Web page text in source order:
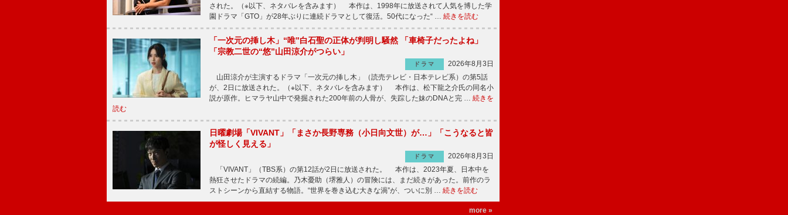
された。（※以下、ネタバレを含みます） 本作は、1998年に放送されて人気を博した学
園ドラマ「GTO」が28年ぶりに連続ドラマとして復活。50代になった“ … 続きを読む
「一次元の挿し木」“唯”白石聖の正体が判明し騒然 「車椅子だったよね」
「宗教二世の“悠”山田涼介がつらい」
ドラマ
2026年8月3日
山田涼介が主演するドラマ「一次元の挿し木」（読売テレビ・日本テレビ系）の第5話
が、2日に放送された。（※以下、ネタバレを含みます） 本作は、松下龍之介氏の同名小
説が原作。ヒマラヤ山中で発掘された200年前の人骨が、失踪した妹のDNAと完 … 続きを
読む
日曜劇場「VIVANT」「まさか長野専務（小日向文世）が…」「こうなると皆
が怪しく見える」
ドラマ
2026年8月3日
「VIVANT」（TBS系）の第12話が2日に放送された。 本作は、2023年夏、日本中を
熱狂させたドラマの続編。乃木憂助（堺雅人）の冒険には、まだ続きがあった。前作のラ
ストシーンから直結する物語。“世界を巻き込む大きな渦”が、ついに別 … 続きを読む
more »